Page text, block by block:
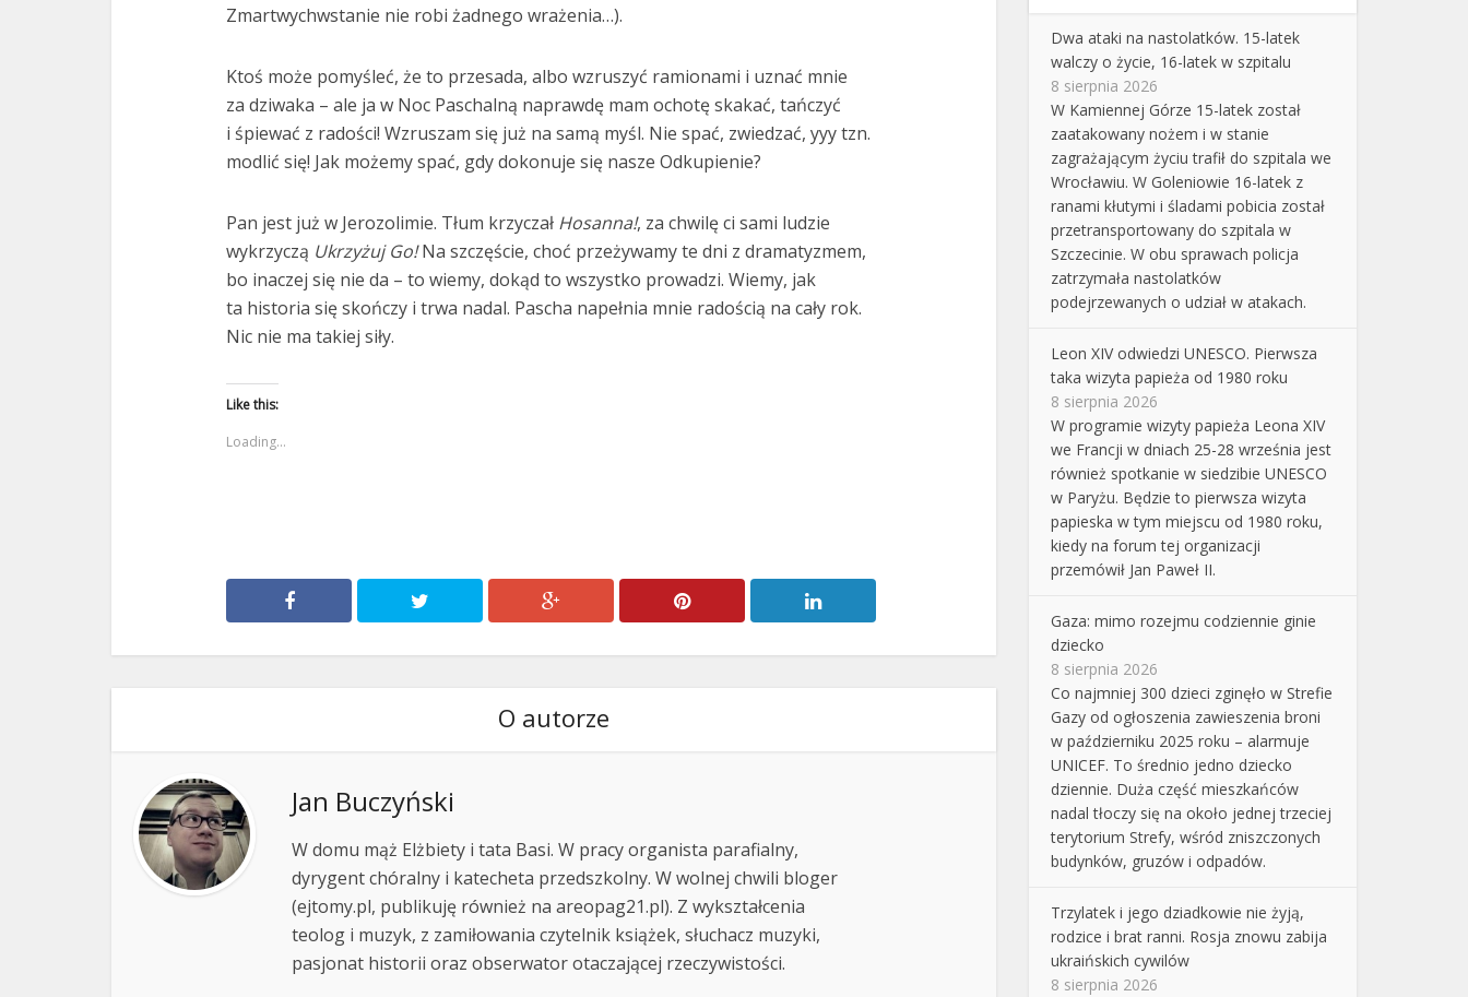
Zmartwychwstanie nie robi żadnego wrażenia…).
Ktoś może pomyśleć, że to przesada, albo wzruszyć ramionami i uznać mnie
za dziwaka – ale ja w Noc Paschalną naprawdę mam ochotę skakać, tańczyć
i śpiewać z radości! Wzruszam się już na samą myśl. Nie spać, zwiedzać, yyy tzn.
modlić się! Jak możemy spać, gdy dokonuje się nasze Odkupienie?
Pan jest już w Jerozolimie. Tłum krzyczał Hosanna!, za chwilę ci sami ludzie
wykrzyczą Ukrzyżuj Go!Na szczęście, choć przeżywamy te dni z dramatyzmem,
bo inaczej się nie da – to wiemy, dokąd to wszystko prowadzi. Wiemy, jak
ta historia się skończy i trwa nadal. Pascha napełnia mnie radością na cały rok.
Nic nie ma takiej siły.
Like this:
Loading...
O autorze
Jan Buczyński
W domu mąż Elżbiety i tata Basi. W pracy organista parafialny,
dyrygent chóralny i katecheta przedszkolny. W wolnej chwili bloger
(ejtomy.pl, publikuję również na areopag21.pl). Z wykształcenia
teolog i muzyk, z zamiłowania czytelnik książek, słuchacz muzyki,
pasjonat historii oraz obserwator otaczającej rzeczywistości.
Dwa ataki na nastolatków. 15-latek
walczy o życie, 16-latek w szpitalu
8 sierpnia 2026
W Kamiennej Górze 15-latek został
zaatakowany nożem i w stanie
zagrażającym życiu trafił do szpitala we
Wrocławiu. W Goleniowie 16-latek z
ranami kłutymi i śladami pobicia został
przetransportowany do szpitala w
Szczecinie. W obu sprawach policja
zatrzymała nastolatków
podejrzewanych o udział w atakach.
Leon XIV odwiedzi UNESCO. Pierwsza
taka wizyta papieża od 1980 roku
8 sierpnia 2026
W programie wizyty papieża Leona XIV
we Francji w dniach 25-28 września jest
również spotkanie w siedzibie UNESCO
w Paryżu. Będzie to pierwsza wizyta
papieska w tym miejscu od 1980 roku,
kiedy na forum tej organizacji
przemówił Jan Paweł II.
Gaza: mimo rozejmu codziennie ginie
dziecko
8 sierpnia 2026
Co najmniej 300 dzieci zginęło w Strefie
Gazy od ogłoszenia zawieszenia broni
w październiku 2025 roku – alarmuje
UNICEF. To średnio jedno dziecko
dziennie. Duża część mieszkańców
nadal tłoczy się na około jednej trzeciej
terytorium Strefy, wśród zniszczonych
budynków, gruzów i odpadów.
Trzylatek i jego dziadkowie nie żyją,
rodzice i brat ranni. Rosja znowu zabija
ukraińskich cywilów
8 sierpnia 2026